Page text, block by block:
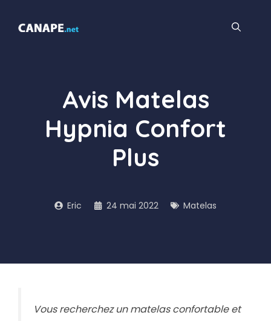
contenu
Avis Matelas
Hypnia Confort
Plus
Eric 24 mai 2022 Matelas
Vous recherchez un matelas confortable et